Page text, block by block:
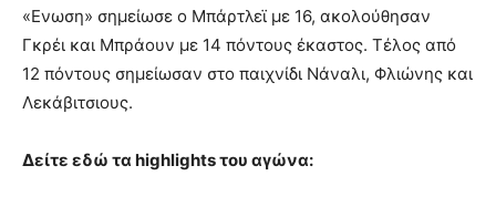
«Ενωση» σημείωσε ο Μπάρτλεϊ με 16, ακολούθησαν
Γκρέι και Μπράουν με 14 πόντους έκαστος. Τέλος από
12 πόντους σημείωσαν στο παιχνίδι Νάναλι, Φλιώνης και
Λεκάβιτσιους.
Δείτε εδώ τα highlights του αγώνα: